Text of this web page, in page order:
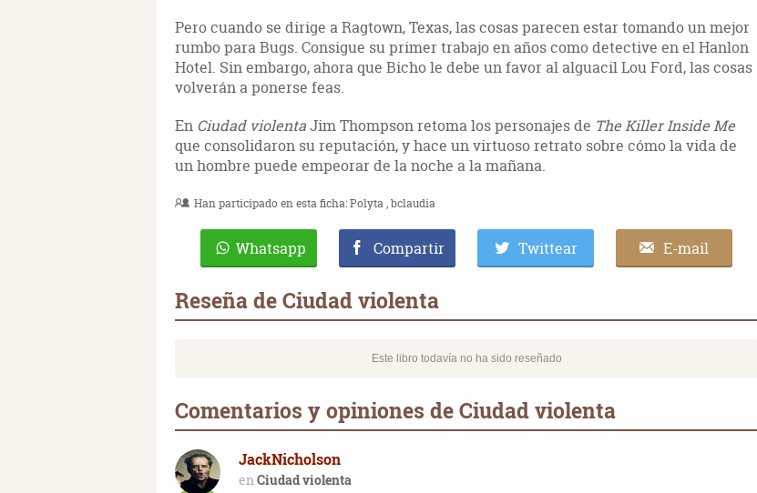
Pero cuando se dirige a Ragtown, Texas, las cosas parecen estar tomando un mejor
rumbo para Bugs. Consigue su primer trabajo en años como detective en el Hanlon
Hotel. Sin embargo, ahora que Bicho le debe un favor al alguacil Lou Ford, las cosas
volverán a ponerse feas.
En Ciudad violentaJim Thompson retoma los personajes de The Killer Inside Me
que consolidaron su reputación, y hace un virtuoso retrato sobre cómo la vida de
un hombre puede empeorar de la noche a la mañana.
Han participado en esta ficha:Polyta bclaudia
Whatsapp Compartir Twittear E-mail
Reseña de Ciudad violenta
Este libro todavía no ha sido reseñado
Comentarios y opiniones de Ciudad violenta
JackNicholson
Ciudad violenta